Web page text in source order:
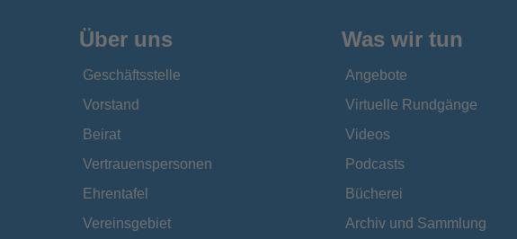
Über uns
Geschäftsstelle
Vorstand
Beirat
Vertrauenspersonen
Ehrentafel
Vereinsgebiet
Was wir tun
Angebote
Virtuelle Rundgänge
Videos
Podcasts
Bücherei
Archiv und Sammlung